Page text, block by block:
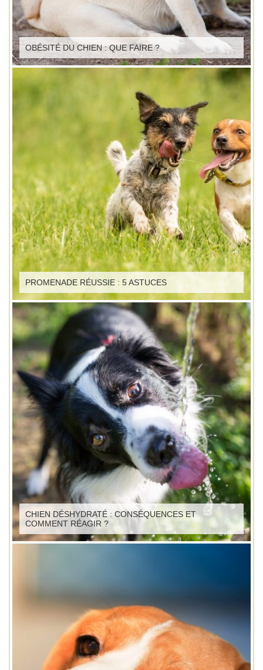
OBÉSITÉ DU CHIEN : QUE FAIRE ?
PROMENADE RÉUSSIE : 5 ASTUCES
CHIEN DÉSHYDRATÉ : CONSÉQUENCES ET
COMMENT RÉAGIR ?